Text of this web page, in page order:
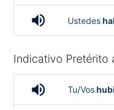
volume_up Ustedes
Indicativo Pretérito
volume_up Tu/Vos